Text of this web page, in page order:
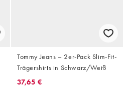
Tommy Jeans – 2er-Pack Slim-Fit-
Trägershirts in Schwarz/Weiß
37,65 €